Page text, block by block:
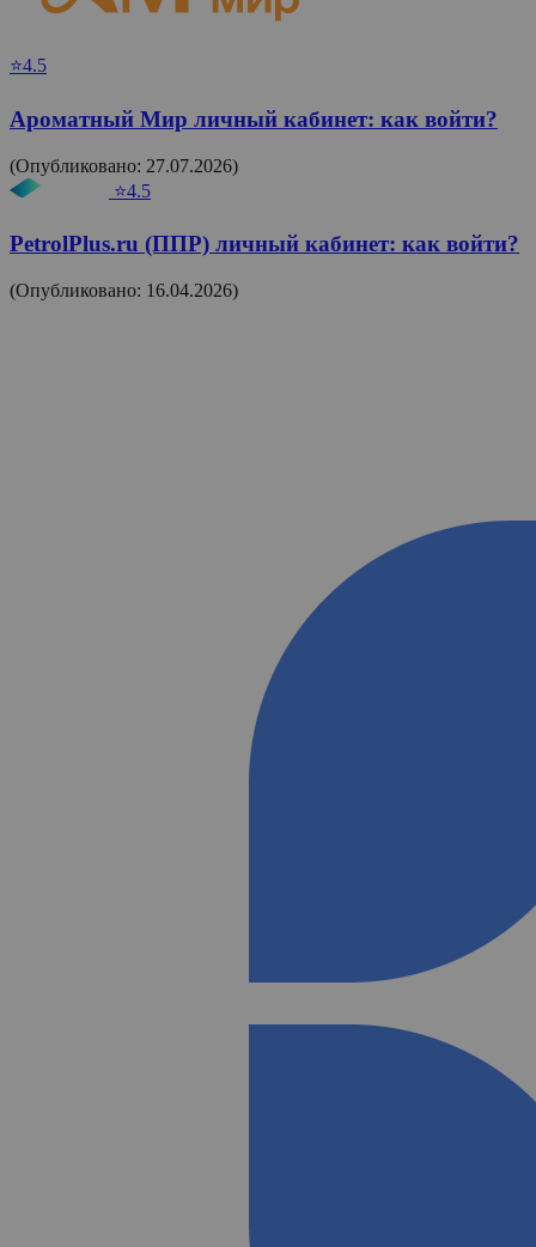
⭐4.5
Ароматный Мир личный кабинет: как войти?
(Опубликовано: 27.07.2026)
⭐4.5
PetrolPlus.ru (ППР) личный кабинет: как войти?
(Опубликовано: 16.04.2026)